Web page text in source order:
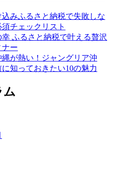
みふるさと納税で失敗しな
チェックリスト
ふるさと納税で叶える贅沢
ナー
縄が熱い！ジャングリア沖
知っておきたい10の魅力
ム